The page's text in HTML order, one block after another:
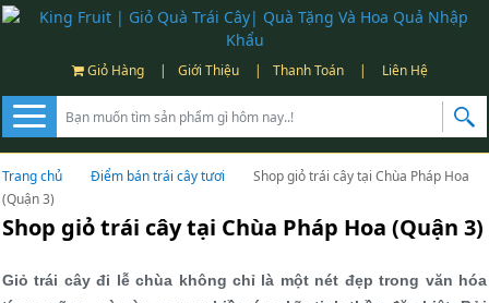
Giỏ Hàng | Giới Thiệu | Thanh Toán | Liên Hệ
Trang chủ Điểm bán trái cây tươi
Shop giỏ trái cây tại Chùa Pháp Hoa
(Quận 3)
Shop giỏ trái cây tại Chùa Pháp Hoa (Quận 3)
Giỏ trái cây đi lễ chùa không chỉ là một nét đẹp trong văn hóa